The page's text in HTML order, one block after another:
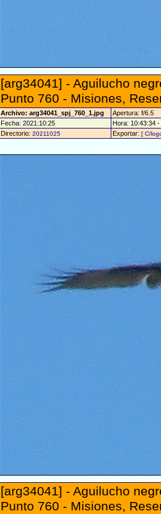
[arg34041] - Aguilucho
Punto 760 - Misiones,
Archivo: arg34041_spj_760_1.jpg
Apertura: f/6.5
Fecha: 2021:10:25
Hora: 10:43:34
Directorio: 20211025 Exportar: [ C/
[arg34041] - Aguilucho
Punto 760 - Misiones,